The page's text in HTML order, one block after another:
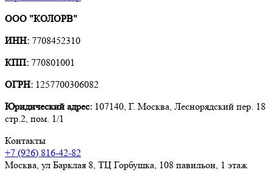
ООО "КОЛОРВ"
ИНН: 7708452310
КПП: 770801001
ОГРН: 1257700306082
Юридический адрес: 107140, Г. Москва, Леснорядский пер. 18
стр.2, пом. 1/1
Контакты
+7 (926) 816-42-82
Москва, ул Барклая 8, ТЦ Горбушка, 108 павильон, 1 этаж